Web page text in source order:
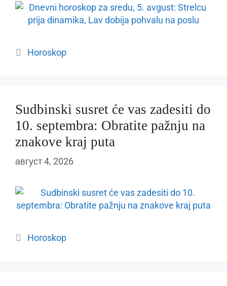
Categories
Horoskop
Sudbinski susret će vas zadesiti do
10. septembra: Obratite pažnju na
znakove kraj puta
август 4, 2026
Categories
Horoskop